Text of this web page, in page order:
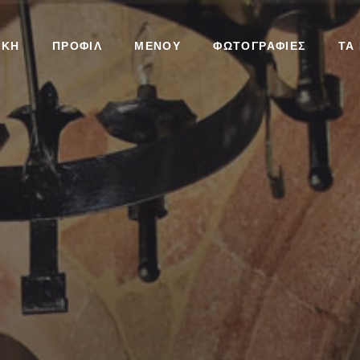
ΠΡΟΦΊΛ ΜΕΝΟΎ ΦΩΤΟΓΡΑΦΊΕΣ ΤΑ